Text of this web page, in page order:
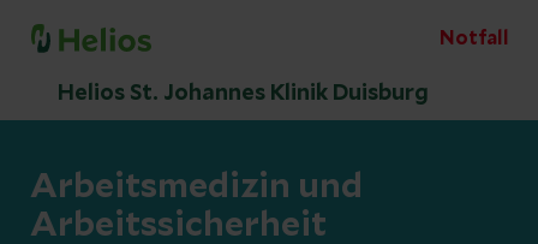
Notfall
Helios St. Johannes Klinik Duisburg
Arbeitsmedizin und
Arbeitssicherheit